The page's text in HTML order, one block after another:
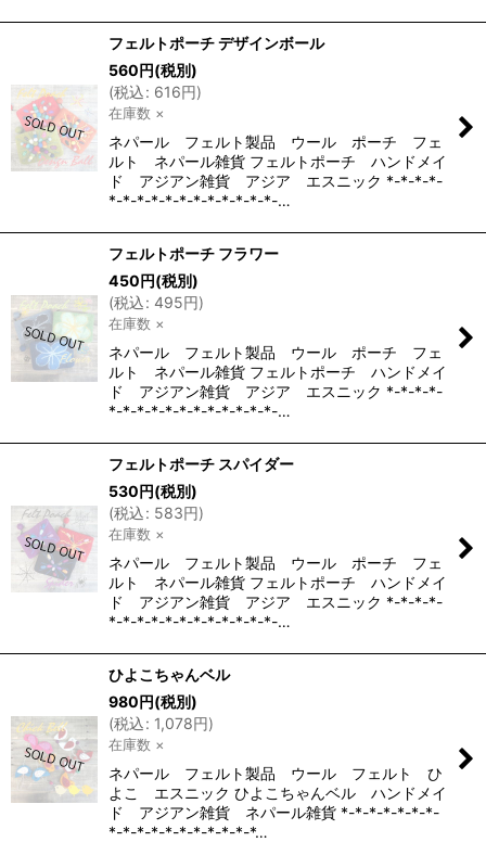
フェルトポーチ デザインボール
560円(税別)
(税込: 616円)
在庫数 ×
ネパール フェルト製品 ウール ポーチ フェ
ルト ネパール雑貨 フェルトポーチ ハンドメイ
ド アジアン雑貨 アジア エスニック *-*-*-*-
*-*-*-*-*-*-*-*-*-*-*-*-…
フェルトポーチ フラワー
450円(税別)
(税込: 495円)
在庫数 ×
ネパール フェルト製品 ウール ポーチ フェ
ルト ネパール雑貨 フェルトポーチ ハンドメイ
ド アジアン雑貨 アジア エスニック *-*-*-*-
*-*-*-*-*-*-*-*-*-*-*-*-…
フェルトポーチ スパイダー
530円(税別)
(税込: 583円)
在庫数 ×
ネパール フェルト製品 ウール ポーチ フェ
ルト ネパール雑貨 フェルトポーチ ハンドメイ
ド アジアン雑貨 アジア エスニック *-*-*-*-
*-*-*-*-*-*-*-*-*-*-*-*-…
ひよこちゃんベル
980円(税別)
(税込: 1,078円)
在庫数 ×
ネパール フェルト製品 ウール フェルト ひ
よこ エスニック ひよこちゃんベル ハンドメイ
ド アジアン雑貨 ネパール雑貨 *-*-*-*-*-*-*-
*-*-*-*-*-*-*-*-*-*-*…